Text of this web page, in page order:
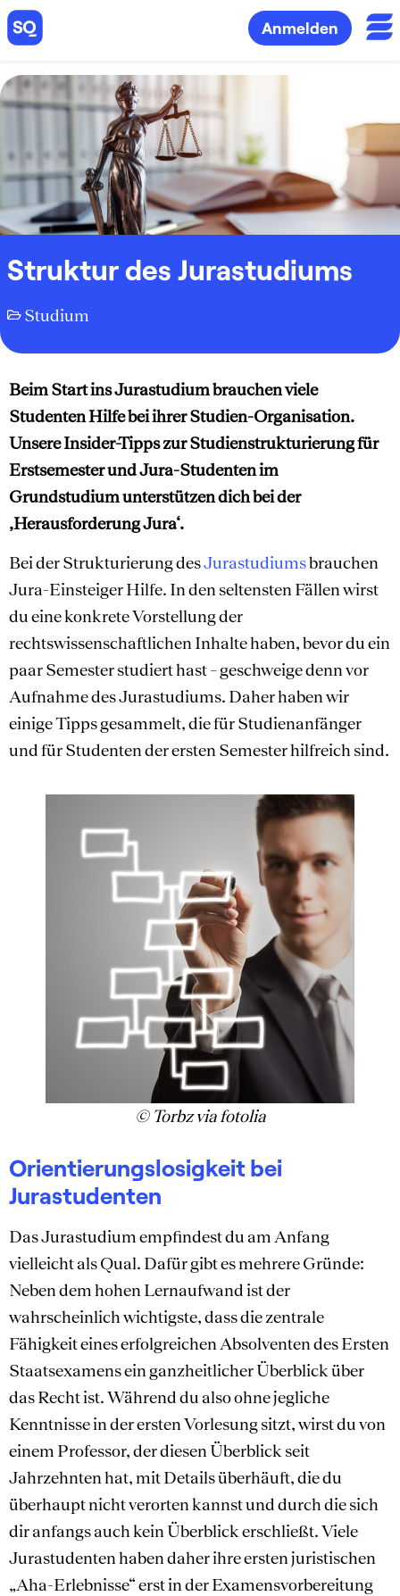
Anmelden
Struktur des Jurastudiums
Studium
Beim Start ins Jurastudium brauchen viele
Studenten Hilfe bei ihrer Studien-Organisation.
Unsere Insider-Tipps zur Studienstrukturierung für
Erstsemester und Jura-Studenten im
Grundstudium unterstützen dich bei der
‚Herausforderung Jura‘.
Bei der Strukturierung desJurastudiumsbrauchen
Jura-Einsteiger Hilfe. In den seltensten Fällen wirst
du eine konkrete Vorstellung der
rechtswissenschaftlichen Inhalte haben, bevor du ein
paar Semester studiert hast – geschweige denn vor
Aufnahme des Jurastudiums. Daher haben wir
einige Tipps gesammelt, die für Studienanfänger
und für Studenten der ersten Semester hilfreich sind.
© Torbz via fotolia
Orientierungslosigkeit bei
Jurastudenten
Das Jurastudium empfindest du am Anfang
vielleicht als Qual. Dafür gibt es mehrere Gründe:
Neben dem hohen Lernaufwand ist der
wahrscheinlich wichtigste, dass die zentrale
Fähigkeit eines erfolgreichen Absolventen des Ersten
Staatsexamens ein ganzheitlicher Überblick über
das Recht ist. Während du also ohne jegliche
Kenntnisse in der ersten Vorlesung sitzt, wirst du von
einem Professor, der diesen Überblick seit
Jahrzehnten hat, mit Details überhäuft, die du
überhaupt nicht verorten kannst und durch die sich
dir anfangs auch kein Überblick erschließt. Viele
Jurastudenten haben daher ihre ersten juristischen
„Aha-Erlebnisse“ erst in der Examensvorbereitung